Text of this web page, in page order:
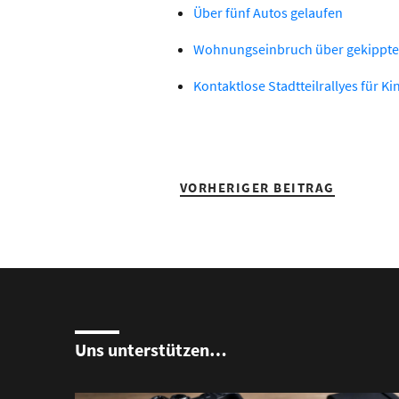
Über fünf Autos gelaufen
Wohnungseinbruch über
Kontaktlose Stadtteilrallyes für
VORHERIGER BEITRAG
Uns unterstützen…